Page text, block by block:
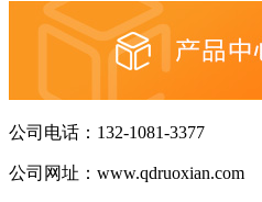
公司电话： 132-1081-3377
公司网址： www.qdruoxian.com